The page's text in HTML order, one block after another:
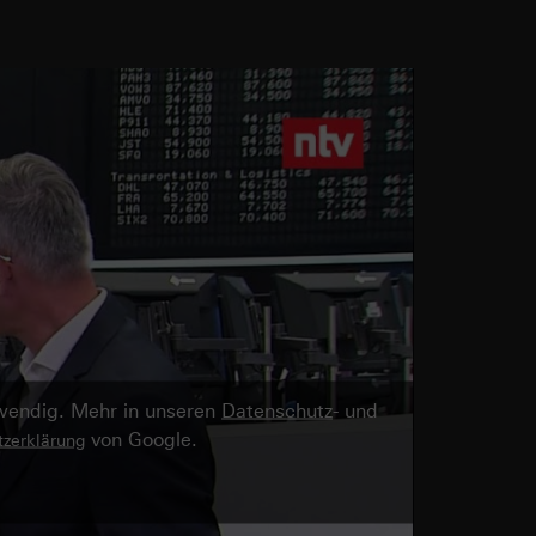
Mehr in unseren Datenschutz- und
von Google.